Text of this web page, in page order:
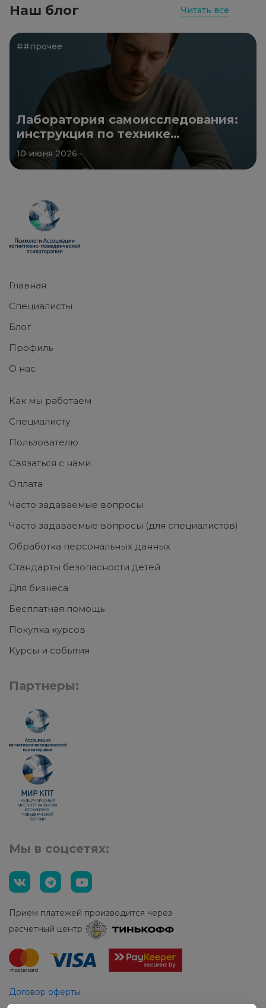
Наш блог Читать все
##прочее
Лаборатория самоисследования:
инструкция по технике
безопасности
10 июня 2026
Главная
Специалисты
Блог
Профиль
О нас
Как мы работаем
Специалисту
Пользователю
Связаться с нами
Оплата
Часто задаваемые вопросы
Часто задаваемые вопросы (для специалистов)
Обработка персональных данных
Стандарты безопасности детей
Для бизнеса
Бесплатная помощь
Покупка курсов
Курсы и события
Партнеры:
Мы в соцсетях:
Прием платежей производится через
расчетный центр
Договор оферты